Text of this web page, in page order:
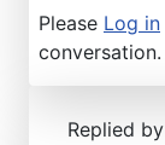
Please Log in
conversation.
Replied by